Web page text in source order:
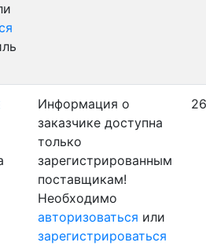
Информация о
заказчике доступна
только
зарегистрированным
поставщикам!
Необходимо
авторизоваться или
зарегистрироваться